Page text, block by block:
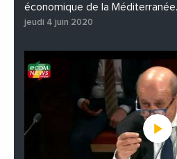
économique de la Méditerranée.
jeudi 4 juin 2020